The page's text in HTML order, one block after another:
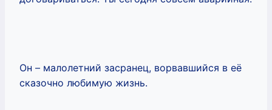
Он – малолетний засранец, ворвавшийся в её
сказочно любимую жизнь.